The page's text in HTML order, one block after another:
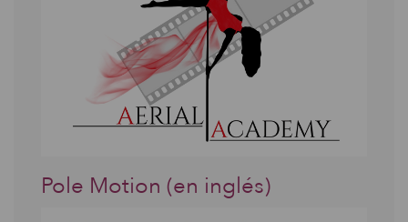
Pole Motion (en inglés)